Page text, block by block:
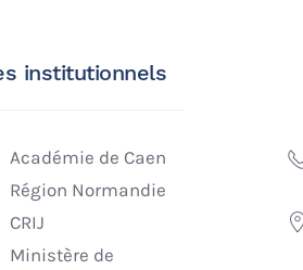
institutionnels
Académie de Caen
Région Normandie
CRIJ
Ministère de